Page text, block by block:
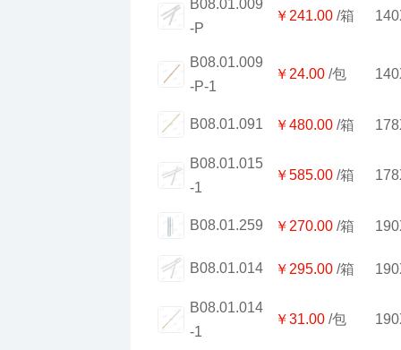
-P
￥241.00/箱
-P-1
￥24.00/包
B08.01.091 ￥480.00/箱
-1
￥585.00/箱
B08.01.259 ￥270.00/箱
B08.01.014 ￥295.00/箱
-1
￥31.00/包
厂制品冰袋_系列3
厂制品牙线_系列2